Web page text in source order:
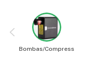
Bombas/Compressores